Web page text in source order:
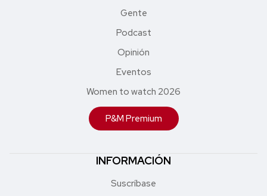
Gente
Podcast
Opinión
Eventos
Women to watch 2026
P&M Premium
INFORMACIÓN
Suscríbase